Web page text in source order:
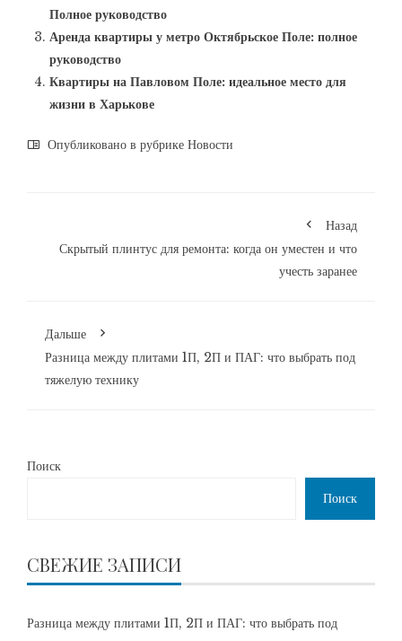
Полное руководство
Аренда квартиры у метро Октябрьское Поле: полное
руководство
Квартиры на Павловом Поле: идеальное место для
жизни в Харькове
Опубликовано в рубрике Новости
Назад
Скрытый плинтус для ремонта: когда он уместен и что
учесть заранее
Дальше
Разница между плитами 1П, 2П и ПАГ: что выбрать под
тяжелую технику
Поиск
Поиск
СВЕЖИЕ ЗАПИСИ
Разница между плитами 1П, 2П и ПАГ: что выбрать под